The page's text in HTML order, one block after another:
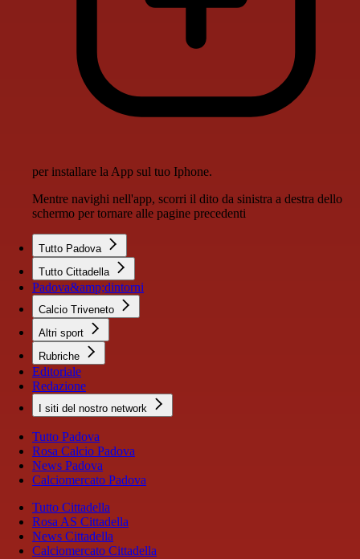
per installare la App sul tuo Iphone.
Mentre navighi nell'app, scorri il dito da sinistra a destra dello
schermo per tornare alle pagine precedenti
Tutto Padova
Tutto Cittadella
Padova&amp;dintorni
Calcio Triveneto
Altri sport
Rubriche
Editoriale
Redazione
I siti del nostro network
Tutto Padova
Rosa Calcio Padova
News Padova
Calciomercato Padova
Tutto Cittadella
Rosa AS Cittadella
News Cittadella
Calciomercato Cittadella